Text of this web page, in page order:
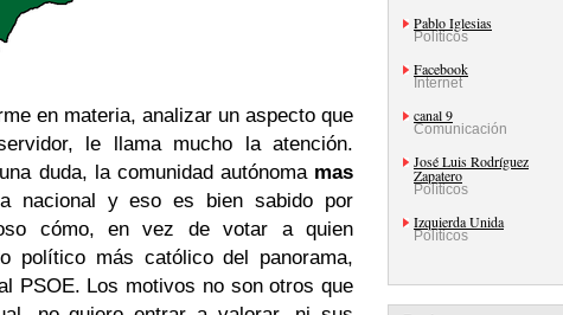
en materia, analizar un aspecto que
le llama mucho la atención.
duda, la comunidad autónoma mas
nacional y eso es bien sabido por
cómo, en vez de votar a quien
político más católico del panorama,
PSOE. Los motivos no son otros que
Pablo Iglesias
Políticos
Facebook
Internet
canal 9
Comunicación
José Luis Rodríguez
Zapatero
Políticos
Izquierda Unida
Políticos